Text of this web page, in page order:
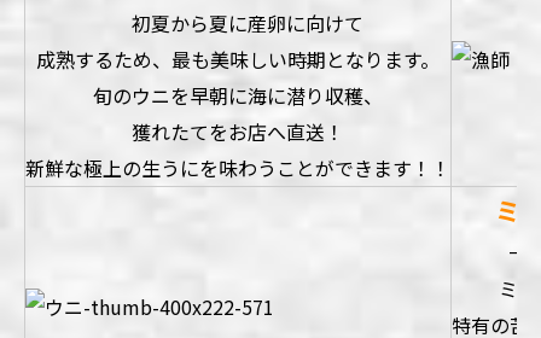
初夏から夏に産卵に向けて
成熟するため、最も美味しい時期となります。
旬のウニを早朝に海に潜り収穫、
獲れたてをお店へ直送！
新鮮な極上の生うにを味わうことができます！ ！
ミ
一
ミ
特有の苦